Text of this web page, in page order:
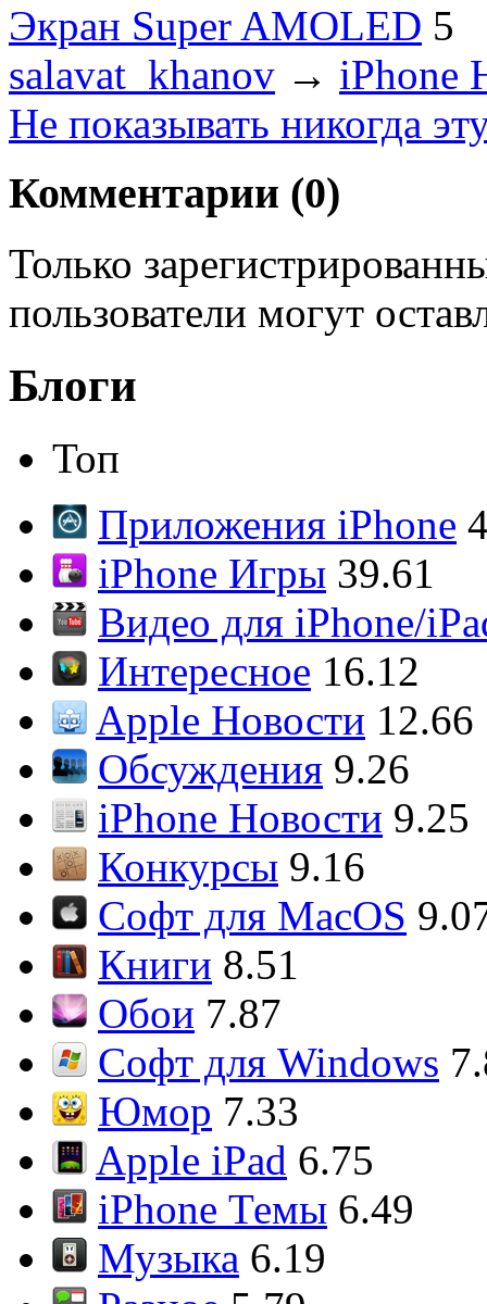
Экран Super AMOLED 5
salavat_khanov → iPhone
Не показывать никогда
Комментарии (0)
Только
пользователи могут
Блоги
Топ
Приложения iPhone
iPhone Игры 39.61
Видео для iPhone/
Интересное 16.12
Apple Новости 12.66
Обсуждения 9.26
iPhone Новости 9.25
Конкурсы 9.16
Софт для MacOS
Книги 8.51
Обои 7.87
Софт для Windows
Юмор 7.33
Apple iPad 6.75
iPhone Темы 6.49
Музыка 6.19